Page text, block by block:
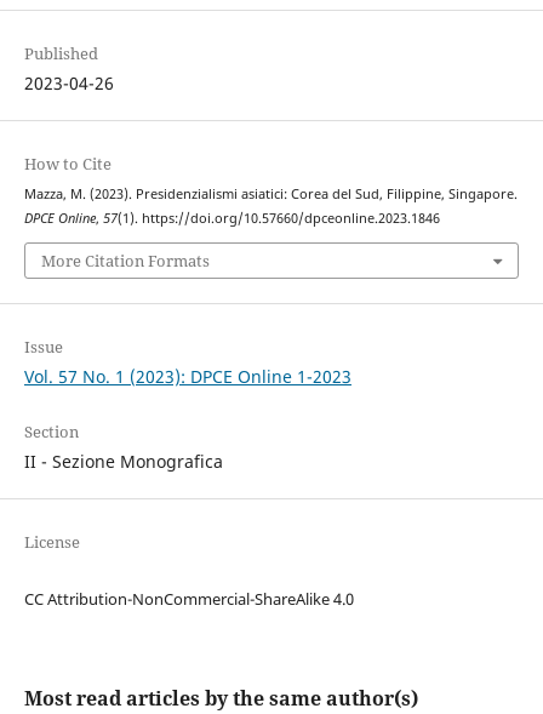
Published
2023-04-26
How to Cite
Mazza, M. (2023). Presidenzialismi asiatici: Corea del Sud, Filippine, Singapore.
DPCE Online, 57(1). https://doi.org/10.57660/dpceonline.2023.1846
More Citation Formats
Issue
Vol. 57 No. 1 (2023): DPCE Online 1-2023
Section
II - Sezione Monografica
License
CC Attribution-NonCommercial-ShareAlike 4.0
Most read articles by the same author(s)